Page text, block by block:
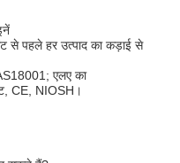
से पहले हर उत्पाद का कड़ाई से
एलए का
CE, NIOSH।